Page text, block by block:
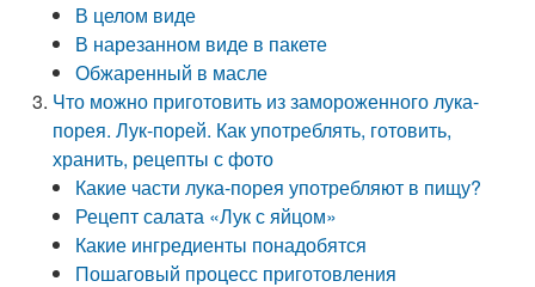
В целом виде
В нарезанном виде в пакете
Обжаренный в масле
Что можно приготовить из замороженного лука-
порея. Лук-порей. Как употреблять, готовить,
хранить, рецепты с фото
Какие части лука-порея употребляют в пищу?
Рецепт салата «Лук с яйцом»
Какие ингредиенты понадобятся
Пошаговый процесс приготовления